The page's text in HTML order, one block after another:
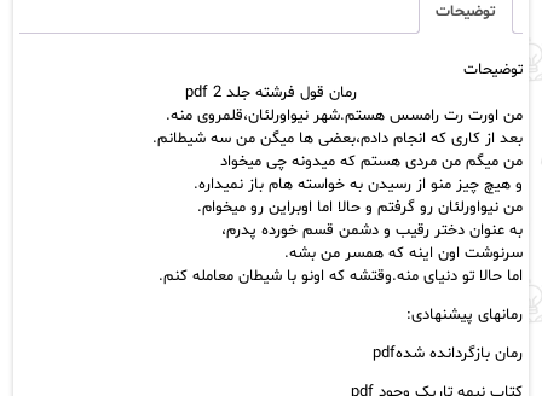
pdf
توضیحات
توضیحات
رمان قول فرشته جلد 2 pdf
من اورت رت رامسس هستم.شهر نیواورلئان،قلمروی منه.
بعد از کاری که انجام دادم،بعضی ها میگن من سه شیطانم.
من میگم من مردی هستم که میدونه چی میخواد
و هیچ چیز منو از رسیدن به خواسته هام باز نمیداره.
من نیواورلئان رو گرفتم و حالا اما اوبراین رو میخوام.
به عنوان دختر رقیب و دشمن قسم خورده پدرم،
سرنوشت اون اینه که همسر من بشه.
اما حالا تو دنیای منه.وقتشه که اونو با شیطان معامله کنم.
رمانهای پیشنهادی:
رمان بازگردانده شدهpdf